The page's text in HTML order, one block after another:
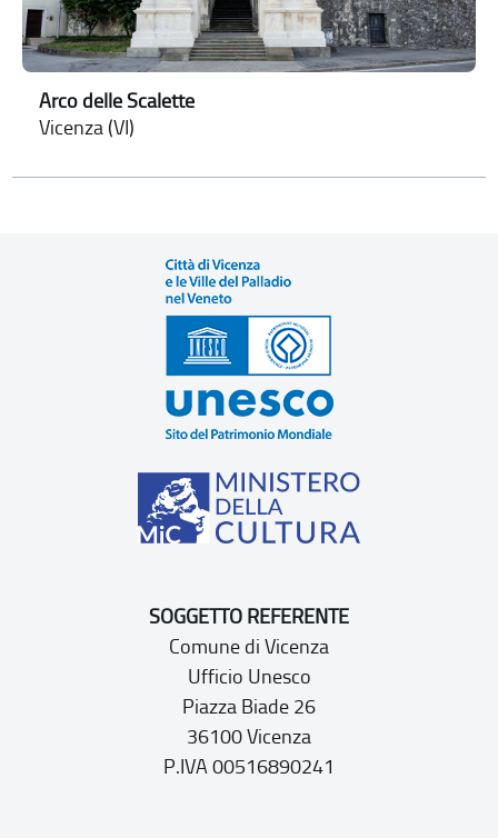
Arco delle Scalette
Vicenza (VI)
SOGGETTO REFERENTE
Comune di Vicenza
Ufficio Unesco
Piazza Biade 26
36100 Vicenza
P.IVA 00516890241